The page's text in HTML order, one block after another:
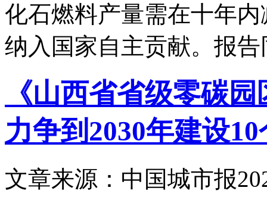
化石燃料产量需在十年
纳入国家自主贡献。报告
《山西省省级零碳
力争到2030年建设
文章来源：中国城市报